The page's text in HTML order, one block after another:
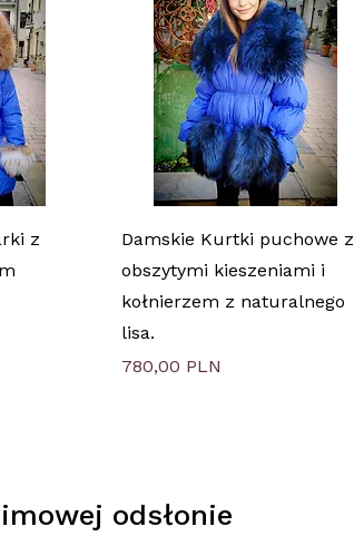
z
Быстрый просмотр
Damskie Kurtki puchowe z
obszytymi kieszeniami i
kołnierzem z naturalnego
lisa.
Цена
780,00 PLN
odsłonie